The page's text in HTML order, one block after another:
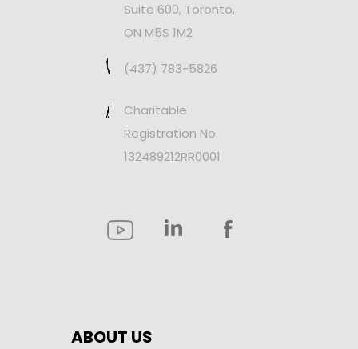
Suite 600, Toronto,
ON M5S 1M2
(437) 783-5826
Charitable
Registration No.
132489212RR0001
ABOUT US